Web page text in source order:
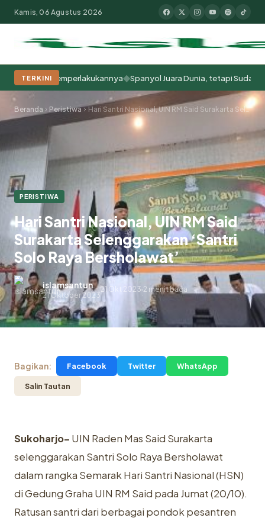
Populer:Moderasi BeragamaKhutbah JumatPesantrenTokoh
Kamis, 06 Agustus 2026
TERKINI
Kita Memperlakukannya◆Spanyol Juara Dunia, tetapi Sudah
Beranda Peristiwa Hari Santri Nasional, UIN RM Said Surakarta Selenggarakan ‘Santri Solo Raya Bersholawat’
PERISTIWA
Hari Santri Nasional, UIN RM Said
Surakarta Selenggarakan ‘Santri
Solo Raya Bersholawat’
islamsantun
21 Oktober 2023
21 Okt 2023.2 menit baca
Bagikan: Facebook Twitter WhatsApp
Salin Tautan
Sukoharjo– UIN Raden Mas Said Surakarta
selenggarakan Santri Solo Raya Bersholawat
dalam rangka Semarak Hari Santri Nasional (HSN)
di Gedung Graha UIN RM Said pada Jumat (20/10).
Ratusan santri dari berbagai pondok pesantren